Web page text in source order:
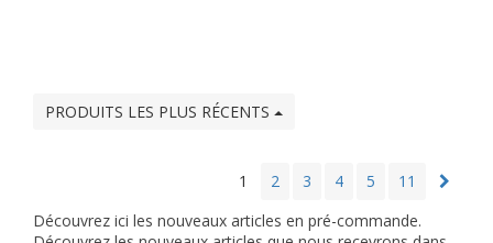
PRODUITS LES PLUS RÉCENTS
1 2 3 4 5
11
Découvrez ici les nouveaux articles en pré-commande.